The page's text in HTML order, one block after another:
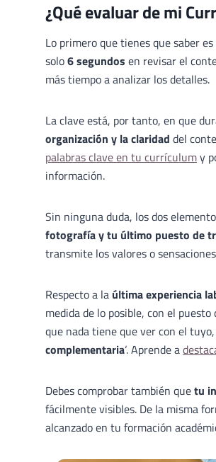
¿Qué evaluar de mi
Lo primero que tienes que saber
solo6 segundos en revisar el
más tiempo a analizar los detalles.
La clave está, por tanto, en que
organización y la claridad del
palabras clave en tu currículumy
información.
Sin ninguna duda, los dos
fotografía y tu último puesto de
transmite los valores o
Respecto a la última experiencia
medida de lo posible, con el
que nada tiene que ver con el
complementaria‘. Aprende a
Debes comprobar también quetu
fácilmente visibles. De la misma
alcanzado en tu formación